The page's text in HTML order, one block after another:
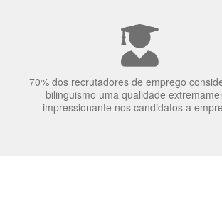
70% dos recrutadores de emprego
bilinguismo uma qualidade
impressionante nos candidatos a